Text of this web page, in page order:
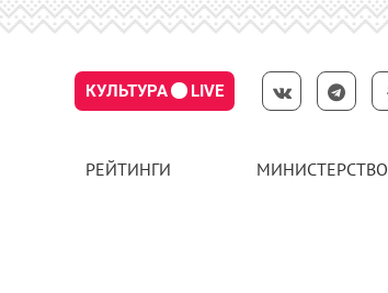
КУЛЬТУРА LIVE
РЕЙТИНГИ МИНИСТЕРСТВО